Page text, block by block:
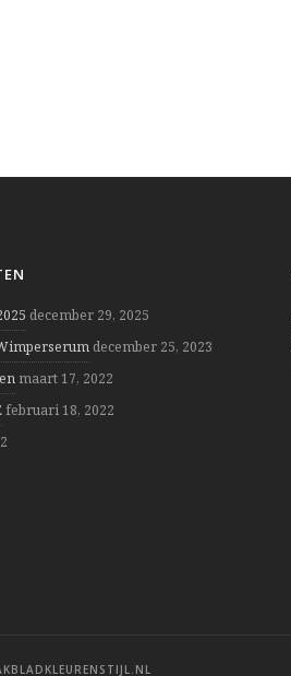
december 29, 2025
december 25, 2023
maart 17, 2022
februari 18, 2022